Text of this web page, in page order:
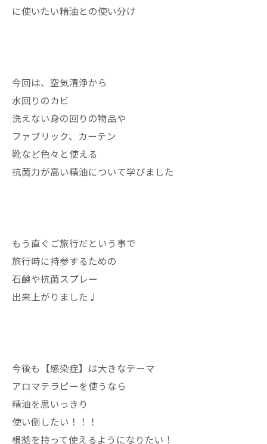
に使いたい精油との使い分け
今回は、空気清浄から
水回りのカビ
洗えない身の回りの物品や
ファブリック、カーテン
靴など色々と使える
抗菌力が高い精油について学びました
もう直ぐご旅行だという事で
旅行時に持参するための
石鹸や抗菌スプレー
出来上がりました♩
今後も【感染症】は大きなテーマ
アロマテラピーを使うなら
精油を思いっきり
使い倒したい！！！
根拠を持って使えるようになりたい！